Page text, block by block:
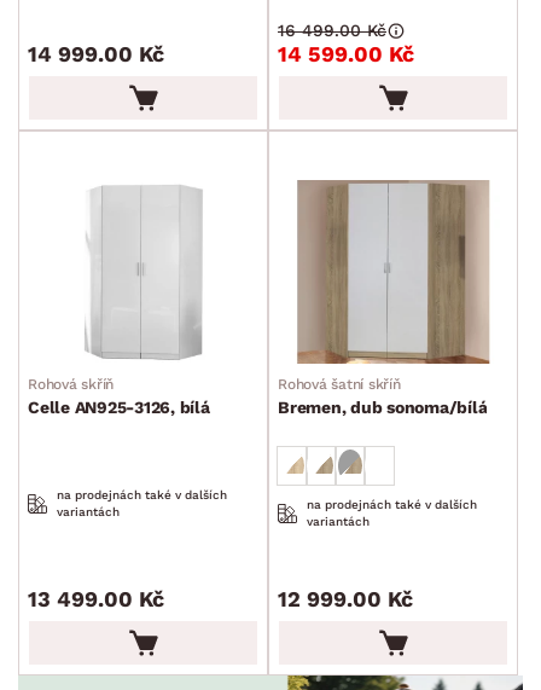
Příslušenství k předsíňovým skříním
Předsíňové skříňové nástavce
Komody, skříňky a vitríny
Bytové doplňky
Sedací soupravy a pohovky
Sestavy a stěny
Drobný nábytek
BARVA
ROZMĚRY
min. cm
min. cm max.
FUNKCE
14 999.00 Kč 14 599.00 Kč
16 499.00 Kč
Rohová skříň
Celle AN925-3126, bílá
na prodejnách také v dalších
variantách
13 499.00 Kč
Rohová šatní skříň
Bremen, dub sonoma/bílá
na prodejnách také v dalších
variantách
12 999.00 Kč